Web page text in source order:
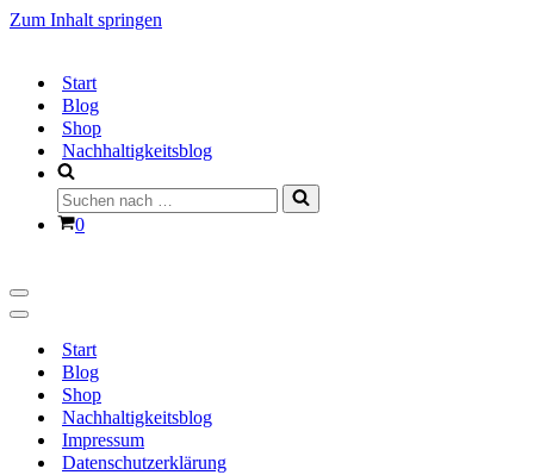
Zum Inhalt springen
Start
Blog
Shop
Nachhaltigkeitsblog
Suchen
nach …
Warenkorb
0
Navigationsmenü
Navigationsmenü
Start
Blog
Shop
Nachhaltigkeitsblog
Impressum
Datenschutzerklärung